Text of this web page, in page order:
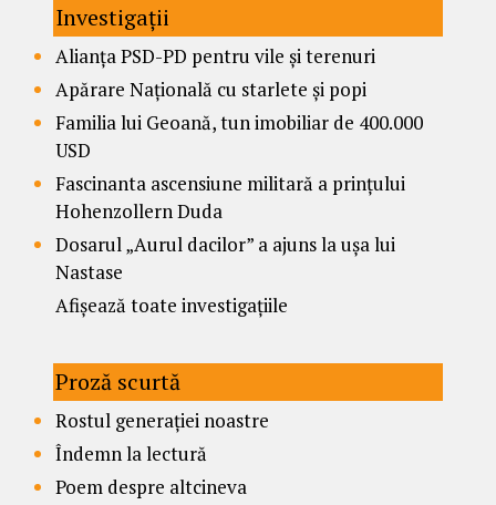
Investigații
Alianța PSD-PD pentru vile și terenuri
Apărare Națională cu starlete și popi
Familia lui Geoană, tun imobiliar de 400.000
USD
Fascinanta ascensiune militară a prințului
Hohenzollern Duda
Dosarul „Aurul dacilor” a ajuns la ușa lui
Nastase
Afișează toate investigațiile
Proză scurtă
Rostul generației noastre
Îndemn la lectură
Poem despre altcineva